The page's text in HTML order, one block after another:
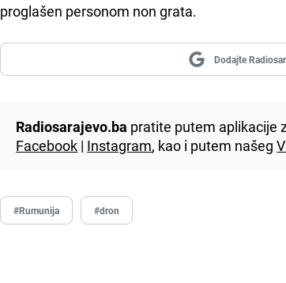
proglašen personom non grata.
Dodajte
Radiosarajevo.ba pratite putem aplikacije
Facebook | Instagram, kao i putem našeg
#Rumunija #dron